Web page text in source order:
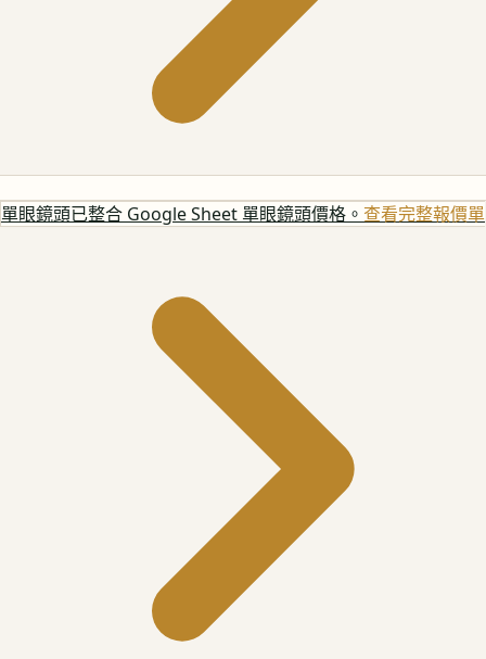
單眼鏡頭已整合 Google Sheet 單眼鏡頭價格。 查看完整報價單